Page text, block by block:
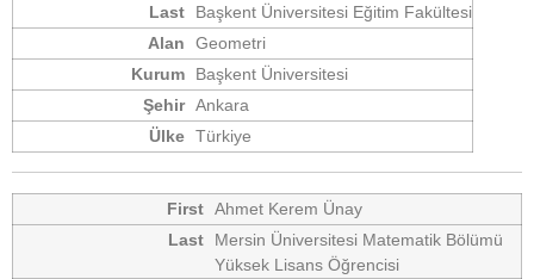
Başkent Üniversitesi Eğitim Fakültesi
Geometri
Başkent Üniversitesi
Ankara
Türkiye
Ahmet Kerem Ünay
Mersin Üniversitesi Matematik Bölümü
Yüksek Lisans Öğrencisi